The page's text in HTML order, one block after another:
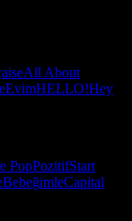
All About
EvimHELLO!Hey
PopPozitifStart
BebeğimleCapital